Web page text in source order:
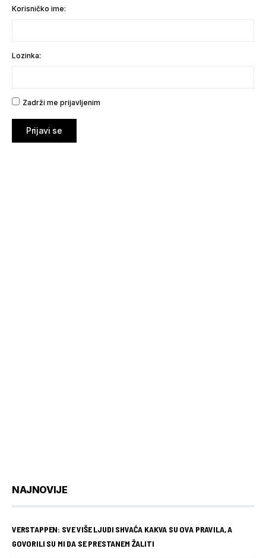
Korisničko ime:
Lozinka:
Zadrži me prijavljenim
Prijavi se
NAJNOVIJE
VERSTAPPEN: SVE VIŠE LJUDI SHVAĆA KAKVA SU OVA PRAVILA, A
GOVORILI SU MI DA SE PRESTANEM ŽALITI